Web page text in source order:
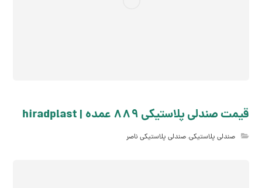
قیمت صندلی پلاستیکی 889 عمده | hiradplast
صندلی پلاستیکی,صندلی پلاستیکی ناصر